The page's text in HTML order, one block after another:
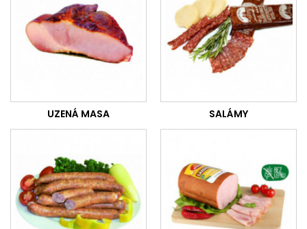
UZENÁ MASA SALÁMY